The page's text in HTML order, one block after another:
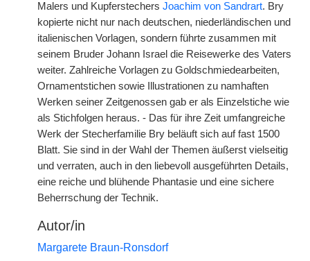
Malers und Kupferstechers Joachim von Sandrart. Bry
kopierte nicht nur nach deutschen, niederländischen und
italienischen Vorlagen, sondern führte zusammen mit
seinem Bruder Johann Israel die Reisewerke des Vaters
weiter. Zahlreiche Vorlagen zu Goldschmiedearbeiten,
Ornamentstichen sowie Illustrationen zu namhaften
Werken seiner Zeitgenossen gab er als Einzelstiche wie
als Stichfolgen heraus. - Das für ihre Zeit umfangreiche
Werk der Stecherfamilie Bry beläuft sich auf fast 1500
Blatt. Sie sind in der Wahl der Themen äußerst vielseitig
und verraten, auch in den liebevoll ausgeführten Details,
eine reiche und blühende Phantasie und eine sichere
Beherrschung der Technik.
Autor/in
Margarete Braun-Ronsdorf